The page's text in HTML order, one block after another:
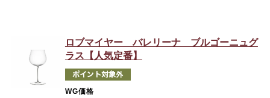
ロブマイヤー バレリーナ ブルゴーニュグ
ラス【人気定番】
WG価格